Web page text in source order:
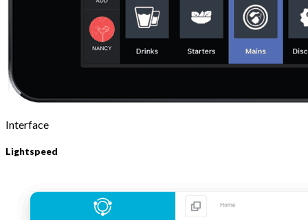
Interface
Lightspeed